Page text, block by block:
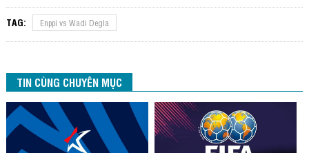
TAG: Enppi vs Wadi Degla
TIN CÙNG CHUYÊN MỤC